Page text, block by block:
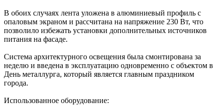
В обоих случаях лента уложена в алюминиевый профиль с
опаловым экраном и рассчитана на напряжение 230 Вт, что
позволило избежать установки дополнительных источников
питания на фасаде.
Система архитектурного освещения была смонтирована за
неделю и введена в эксплуатацию одновременно с объектом в
День металлурга, который является главным праздником
города.
Использованное оборудование: